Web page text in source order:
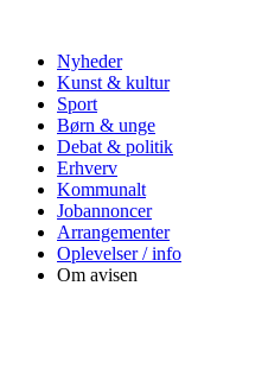
Nyheder
Kunst & kultur
Sport
Børn & unge
Debat & politik
Erhverv
Kommunalt
Jobannoncer
Arrangementer
Oplevelser / info
Om avisen